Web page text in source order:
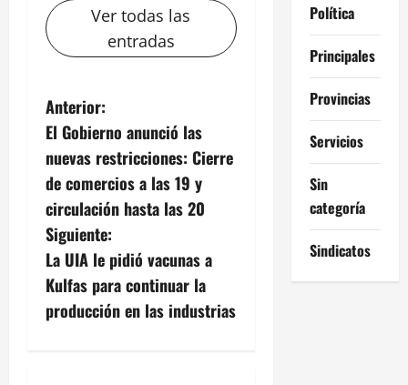
Ver todas las
entradas
N
a
v
e
g
a
Anterior:
El Gobierno anunció las
nuevas restricciones: Cierre
de comercios a las 19 y
circulación hasta las 20
Siguiente:
La UIA le pidió vacunas a
Kulfas para continuar la
producción en las industrias
Política
Principales
Provincias
Servicios
Sin
categoría
Sindicatos